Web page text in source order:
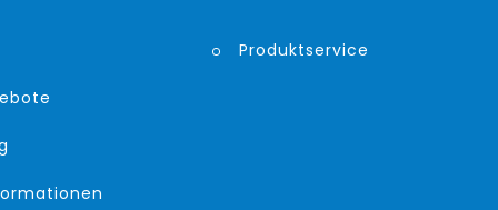
Produktservice